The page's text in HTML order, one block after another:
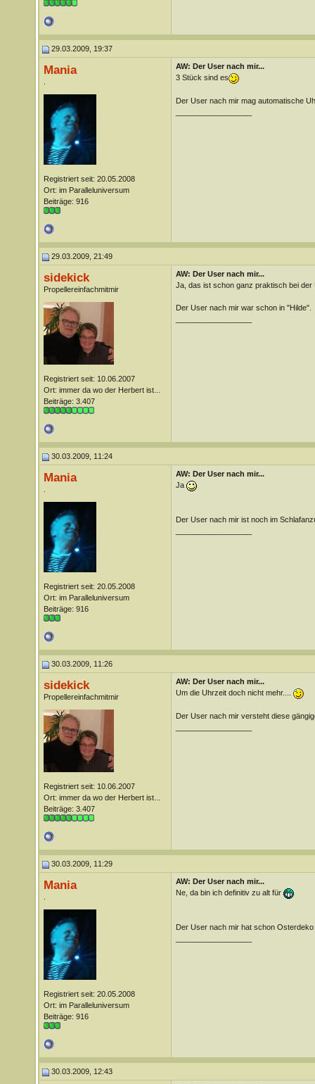
29.03.2009, 19:37
Mania
Registriert seit: 20.05.2008
Ort: im Paralleluniversum
Beiträge: 916
AW: Der User nach mir...
3 Stück sind es
Der User nach mir mag automatische
29.03.2009, 21:49
sidekick
Propellereinfachmitmir
Registriert seit: 10.06.2007
Ort: immer da wo der Herbert ist...
Beiträge: 3.407
AW: Der User nach mir...
Ja, das ist schon ganz praktisch bei der
Der User nach mir war schon in "Hilde".
30.03.2009, 11:24
Mania
Registriert seit: 20.05.2008
Ort: im Paralleluniversum
Beiträge: 916
AW: Der User nach mir...
Ja
Der User nach mir ist noch im
30.03.2009, 11:26
sidekick
Propellereinfachmitmir
Registriert seit: 10.06.2007
Ort: immer da wo der Herbert ist...
Beiträge: 3.407
AW: Der User nach mir...
Um die Uhrzeit doch nicht mehr....
Der User nach mir versteht diese
30.03.2009, 11:29
Mania
Registriert seit: 20.05.2008
Ort: im Paralleluniversum
Beiträge: 916
AW: Der User nach mir...
Ne, da bin ich definitiv zu alt für
Der User nach mir hat schon Osterdeko
30.03.2009, 12:43